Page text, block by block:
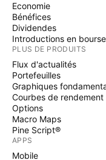
Economie
Bénéfices
Dividendes
Introductions en
PLUS DE PRODUITS
Flux d'actualités
Portefeuilles
Graphiques
Courbes de rendement
Options
Macro Maps
Pine Script®
APPS
Mobile